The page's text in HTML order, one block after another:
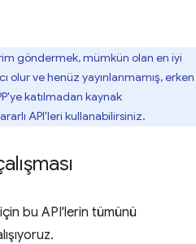
göndermek, mümkün olan en iyi
olur ve henüz yayınlanmamış, erken
katılmadan kaynak
API'leri kullanabilirsiniz.
için bu API'lerin tümünü